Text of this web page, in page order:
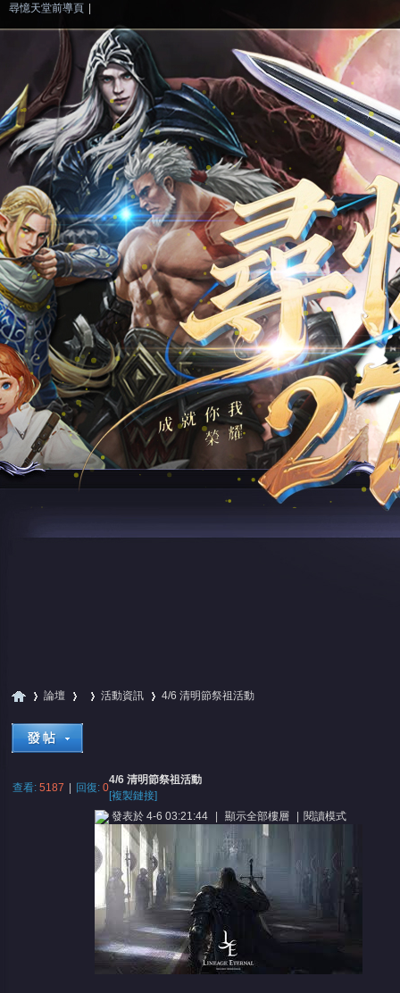
尋憶天堂前導頁
論壇 活動資訊
›
4/6 清明節祭祖活動
查看: 5187 回復: 0
4/6 清明節祭祖活動
[複製鏈接]
發表於 4-6 03:21:44 顯示全部樓層 閱讀模式